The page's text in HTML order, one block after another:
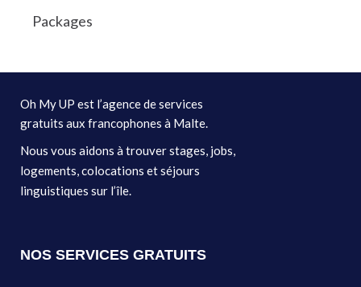
Packages
Oh My UP est l’agence de services
gratuits aux francophones à Malte.
Nous vous aidons à trouver stages, jobs,
logements, colocations et séjours
linguistiques sur l’île.
NOS SERVICES GRATUITS